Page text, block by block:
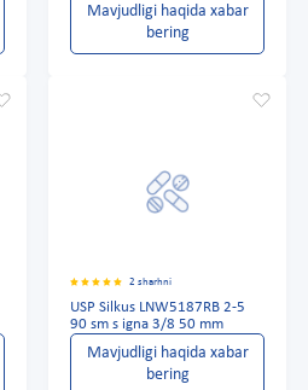
Mavjudligi haqida xabar
bering
2 sharhni
USP Silkus LNW5187RB 2-5
90 sm s igna 3/8 50 mm
Mavjudligi haqida xabar
bering